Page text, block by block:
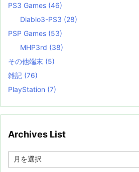
PS3 Games (46)
Diablo3-PS3 (28)
PSP Games (53)
MHP3rd (38)
その他端末 (5)
雑記 (76)
PlayStation (7)
Archives List